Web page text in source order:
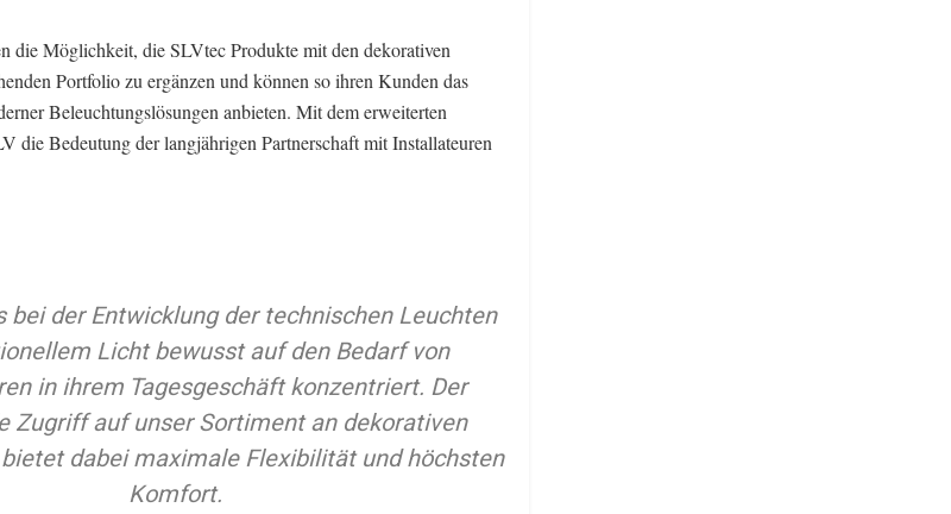
die Möglichkeit, die SLVtec Produkte mit den dekorativen
Portfolio zu ergänzen und können so ihren Kunden das
Beleuchtungslösungen anbieten. Mit dem erweiterten
die Bedeutung der langjährigen Partnerschaft mit Installateuren
bei der Entwicklung der technischen Leuchten
Licht bewusst auf den Bedarf von
in ihrem Tagesgeschäft konzentriert. Der
Zugriff auf unser Sortiment an dekorativen
dabei maximale Flexibilität und höchsten
Komfort.